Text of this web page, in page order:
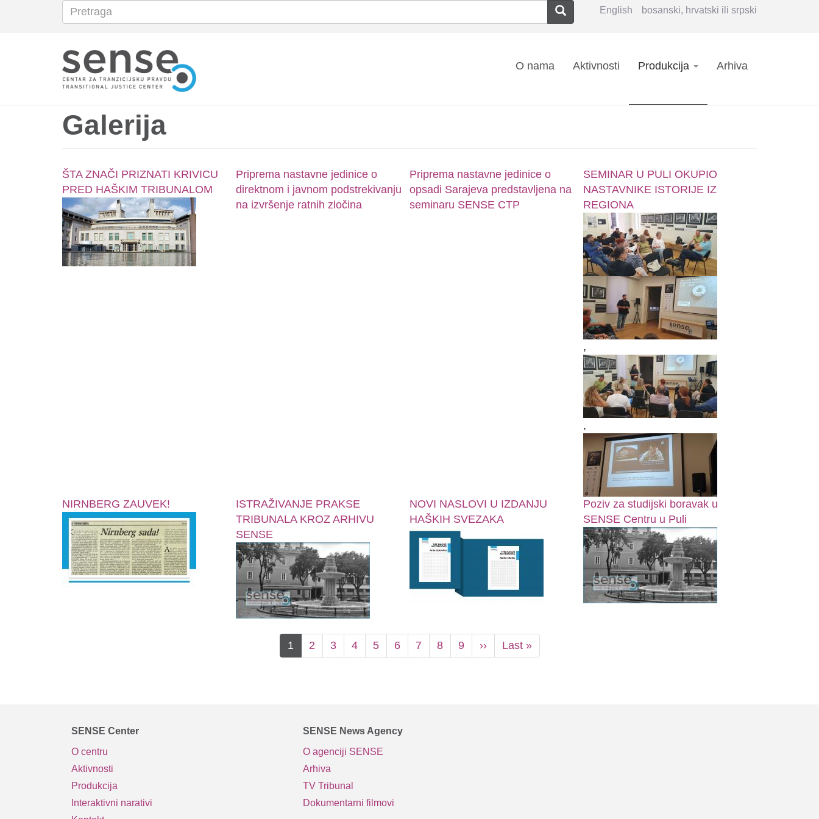
English bosanski, hrvatski ili srpski
Search
Pretraga Pretraga
O nama Aktivnosti Produkcija Arhiva
Galerija
ŠTA ZNAČI PRIZNATI KRIVICU
PRED HAŠKIM TRIBUNALOM
Priprema nastavne jedinice o
direktnom i javnom podstrekivanju
na izvršenje ratnih zločina
Priprema nastavne jedinice o
opsadi Sarajeva predstavljena na
seminaru SENSE CTP
SEMINAR U PULI OKUPIO
NASTAVNIKE ISTORIJE IZ
REGIONA
,
,
NIRNBERG ZAUVEK!
ISTRAŽIVANJE PRAKSE
TRIBUNALA KROZ ARHIVU
SENSE
NOVI NASLOVI U IZDANJU
HAŠKIH SVEZAKA
Poziv za studijski boravak u
SENSE Centru u Puli
Current
page
1 Stranica
2 Stranica
3 Stranica
4 Stranica
5 Stranica
6 Stranica
7 Stranica
8 Stranica
9
Next
page
››
Last
page
Last »
SENSE Center
O centru
Aktivnosti
Produkcija
Interaktivni narativi
SENSE News Agency
O agenciji SENSE
Arhiva
TV Tribunal
Dokumentarni filmovi